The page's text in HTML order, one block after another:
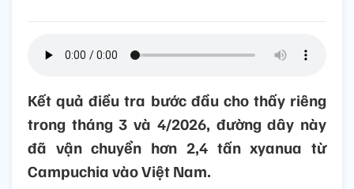
Kết quả điều tra bước đầu cho thấy riêng
trong tháng 3 và 4/2026, đường dây này
đã vận chuyển hơn 2,4 tấn xyanua từ
Campuchia vào Việt Nam.